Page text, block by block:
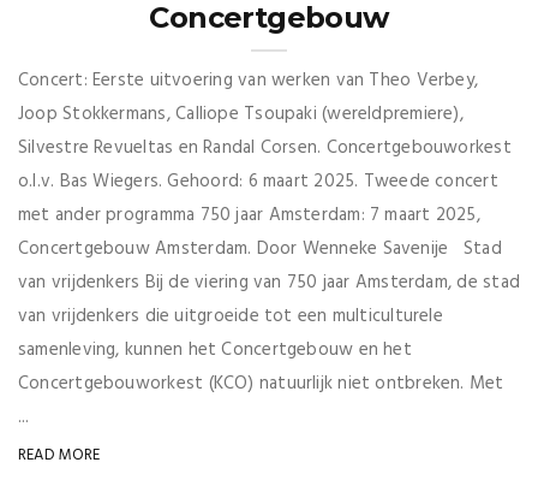
Concertgebouw
Concert: Eerste uitvoering van werken van Theo Verbey,
Joop Stokkermans, Calliope Tsoupaki (wereldpremiere),
Silvestre Revueltas en Randal Corsen. Concertgebouworkest
o.l.v. Bas Wiegers. Gehoord: 6 maart 2025. Tweede concert
met ander programma 750 jaar Amsterdam: 7 maart 2025,
Concertgebouw Amsterdam. Door Wenneke Savenije Stad
van vrijdenkers Bij de viering van 750 jaar Amsterdam, de stad
van vrijdenkers die uitgroeide tot een multiculturele
samenleving, kunnen het Concertgebouw en het
Concertgebouworkest (KCO) natuurlijk niet ontbreken. Met
...
READ MORE